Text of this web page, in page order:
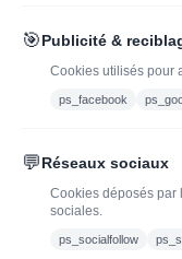
J'ai lu et j'accepte les
Offres du moment
Bouteilles
🎯Publicité &
Cookies utilisés pour
ps_facebook
💬Réseaux sociaux
Cookies déposés par
sociales.
ps_socialfollow